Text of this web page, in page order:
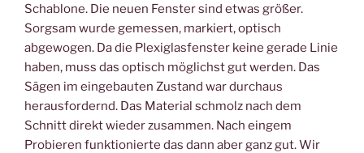
Schablone. Die neuen Fenster sind etwas größer.
Sorgsam wurde gemessen, markiert, optisch
abgewogen. Da die Plexiglasfenster keine gerade Linie
haben, muss das optisch möglichst gut werden. Das
Sägen im eingebauten Zustand war durchaus
herausfordernd. Das Material schmolz nach dem
Schnitt direkt wieder zusammen. Nach eingem
Probieren funktionierte das dann aber ganz gut. Wir